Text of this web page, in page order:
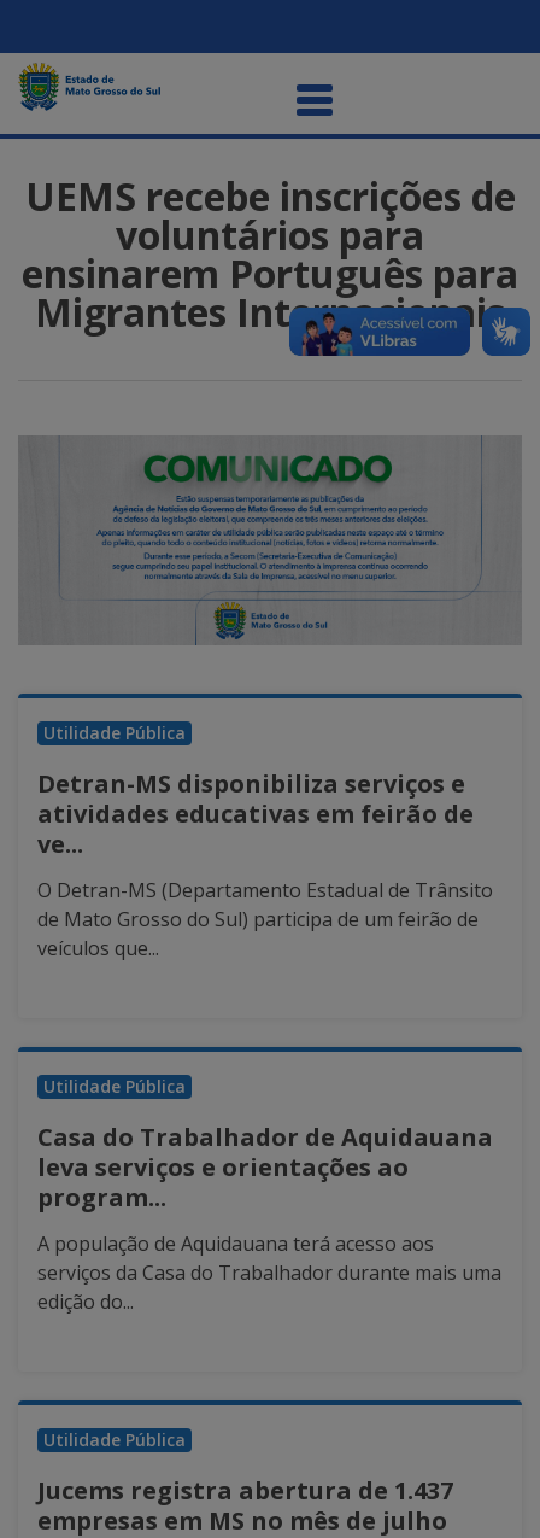
UEMS recebe inscrições de
voluntários para
ensinarem Português para
Migrantes Internacionais
Utilidade Pública
Detran-MS disponibiliza serviços e
atividades educativas em feirão de
ve...
O Detran-MS (Departamento Estadual de Trânsito
de Mato Grosso do Sul) participa de um feirão de
veículos que...
Utilidade Pública
Casa do Trabalhador de Aquidauana
leva serviços e orientações ao
program...
A população de Aquidauana terá acesso aos
serviços da Casa do Trabalhador durante mais uma
edição do...
Utilidade Pública
Jucems registra abertura de 1.437
empresas em MS no mês de julho